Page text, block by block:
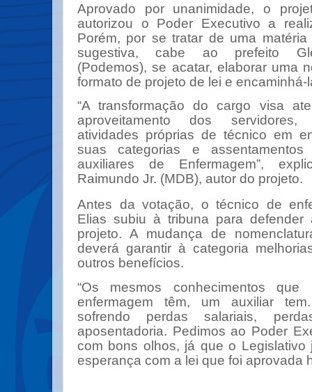
Aprovado por unanimidade, o
autorizou o Poder Executivo a
Porém, por se tratar de uma
sugestiva, cabe ao prefeito
(Podemos), se acatar, elaborar uma
formato de projeto de lei e encaminhá-
“A transformação do cargo visa
aproveitamento dos
atividades próprias de técnico em
suas categorias e assentamentos
auxiliares de Enfermagem”,
Raimundo Jr. (MDB), autor do projeto.
Antes da votação, o técnico de
Elias subiu à tribuna para defender
projeto. A mudança de
deverá garantir à categoria
outros benefícios.
“Os mesmos conhecimentos
enfermagem têm, um auxiliar
sofrendo perdas salariais,
aposentadoria. Pedimos ao Poder
com bons olhos, já que o
esperança com a lei que foi aprovada